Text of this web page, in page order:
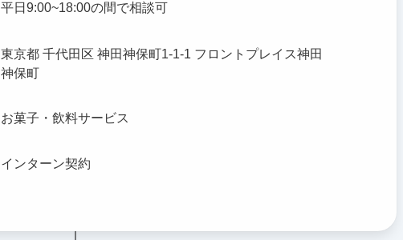
平日9:00~18:00の間で相談可
東京都 千代田区 神田神保町1-1-1 フロントプレイス神田
神保町
お菓子・飲料サービス
インターン契約